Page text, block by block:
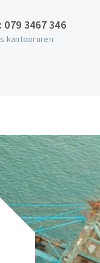
079 3467 346
kantooruren